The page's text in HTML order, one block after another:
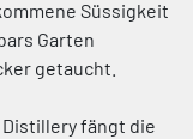
Süssigkeit
Garten
getaucht.
Distillery fängt die